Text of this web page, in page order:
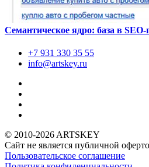
Семантическое ядро: база в
+7 931 330 35 55
info@artskey.ru
© 2010-2026 ARTSKEY
Сайт не является публичной
Пользовательское соглашение